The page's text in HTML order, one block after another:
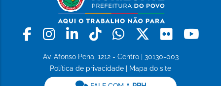
Facebook
Instagram
LinkedinTiktokWhatsapp
X Flickr
Av. Afonso Pena, 1212 - Centro | 30130-003
Política de privacidade
Mapa do site